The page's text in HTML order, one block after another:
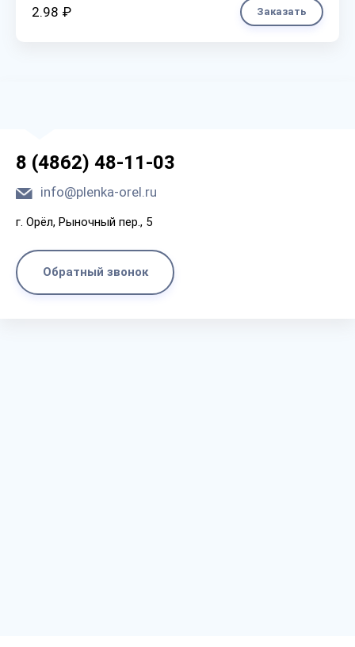
2.98 ₽ Заказать
8 (4862) 48-11-03
info@plenka-orel.ru
г. Орёл, Рыночный пер., 5
Обратный звонок